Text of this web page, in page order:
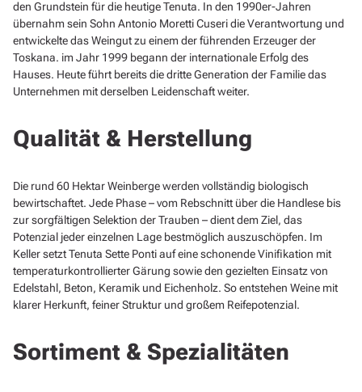
den Grundstein für die heutige Tenuta. In den 1990er-Jahren
übernahm sein Sohn Antonio Moretti Cuseri die Verantwortung und
entwickelte das Weingut zu einem der führenden Erzeuger der
Toskana. im Jahr 1999 begann der internationale Erfolg des
Hauses. Heute führt bereits die dritte Generation der Familie das
Unternehmen mit derselben Leidenschaft weiter.
Qualität & Herstellung
Die rund 60 Hektar Weinberge werden vollständig biologisch
bewirtschaftet. Jede Phase – vom Rebschnitt über die Handlese bis
zur sorgfältigen Selektion der Trauben – dient dem Ziel, das
Potenzial jeder einzelnen Lage bestmöglich auszuschöpfen. Im
Keller setzt Tenuta Sette Ponti auf eine schonende Vinifikation mit
temperaturkontrollierter Gärung sowie den gezielten Einsatz von
Edelstahl, Beton, Keramik und Eichenholz. So entstehen Weine mit
klarer Herkunft, feiner Struktur und großem Reifepotenzial.
Sortiment & Spezialitäten